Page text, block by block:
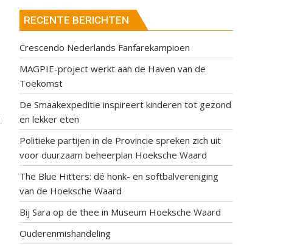
RECENTE BERICHTEN
Crescendo Nederlands Fanfarekampioen
MAGPIE-project werkt aan de Haven van de
Toekomst
De Smaakexpeditie inspireert kinderen tot gezond
en lekker eten
Politieke partijen in de Provincie spreken zich uit
voor duurzaam beheerplan Hoeksche Waard
The Blue Hitters: dé honk- en softbalvereniging
van de Hoeksche Waard
Bij Sara op de thee in Museum Hoeksche Waard
Ouderenmishandeling